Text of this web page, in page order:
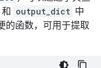
和 output_dict 中
的函数，可用于提取